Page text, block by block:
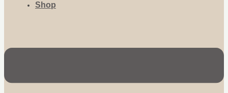
Shop